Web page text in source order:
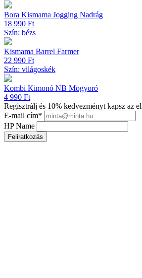
Bora Kismama Jogging Nadrág
18 990 Ft
Szín: bézs
Kismama Barrel Farmer
22 990 Ft
Szín: világoskék
Kombi Kimonó NB Mogyoró
4 990 Ft
Regisztrálj és 10% kedvezményt kapsz az
E-mail cím*
HP Name
Feliratkozás